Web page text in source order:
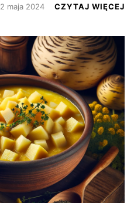
2 maja 2024 CZYTAJ WIĘCEJ